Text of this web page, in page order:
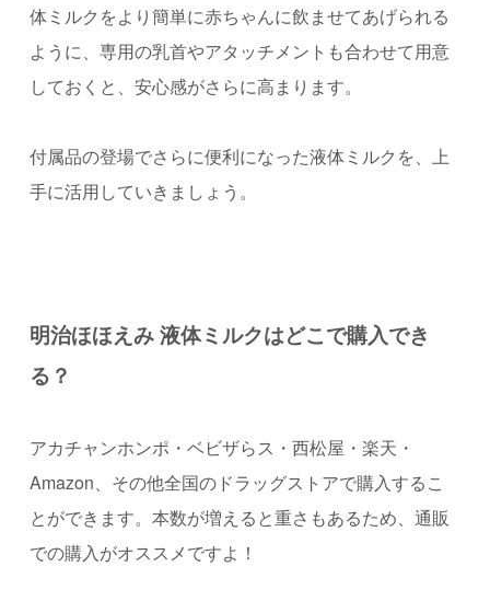
体ミルクをより簡単に赤ちゃんに飲ませてあげられる
ように、専用の乳首やアタッチメントも合わせて用意
しておくと、安心感がさらに高まります。
付属品の登場でさらに便利になった液体ミルクを、上
手に活用していきましょう。
明治ほほえみ 液体ミルクはどこで購入でき
る？
アカチャンホンポ・ベビザらス・西松屋・楽天・
Amazon、その他全国のドラッグストアで購入するこ
とができます。 本数が増えると重さもあるため、通販
での購入がオススメですよ！